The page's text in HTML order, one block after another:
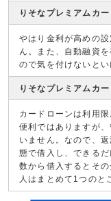
りそなプレミアムカ
やはり金利が高めの
ん。また、自動融資
ので気を付けないと
りそなプレミアムカ
カードローンは利用
便利ではありますが
いません。なので、
態で借入し、できる
数から借入するとそ
人はまとめて1つのと